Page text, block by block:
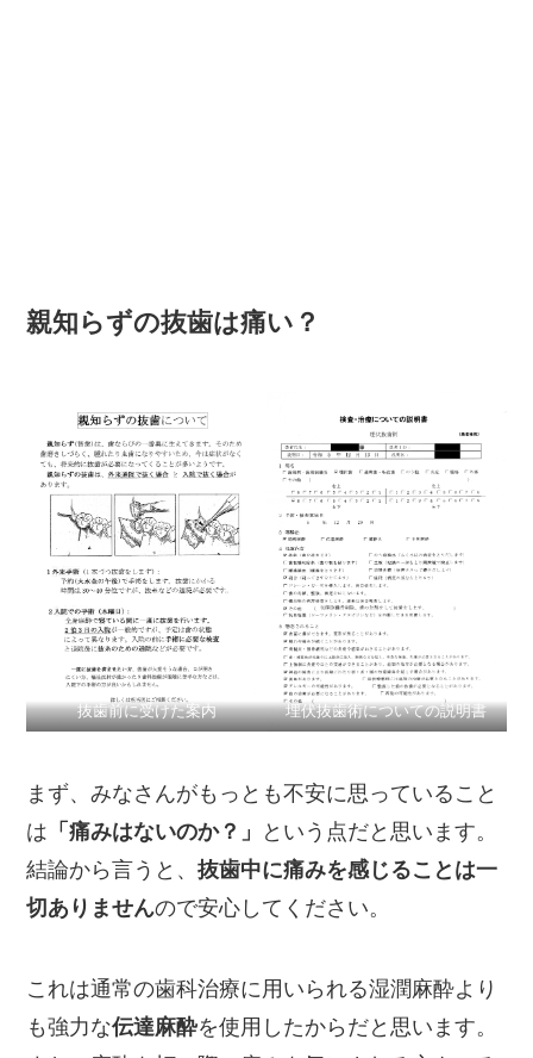
親知らずの抜歯は痛い？
抜歯前に受けた案内 埋伏抜歯術についての説明書
まず、みなさんがもっとも不安に思っていること
は 「痛みはないのか？」
という点だと思います。
結論から言うと、抜歯中に痛みを感じることは一
切ありませんので安心してください。
これは通常の歯科治療に用いられる湿潤麻酔より
も強力な伝達麻酔を使用したからだと思います。